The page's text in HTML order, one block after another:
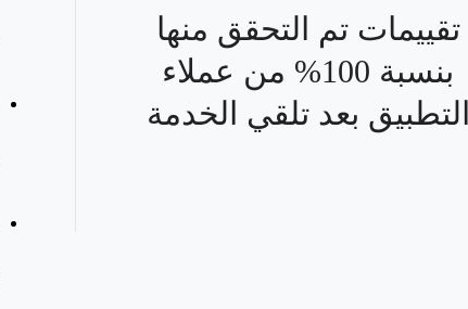
تقييمات تم التحقق منها
بنسبة 100% من عملاء
التطبيق بعد تلقي الخدمة